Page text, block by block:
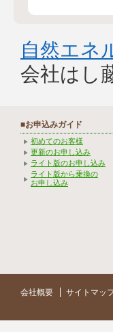
自然エネ
会社はし
■お申込みガイド
初めてのお客様
更新のお申し込み
ライト版のお申し込み
ライト版から乗換の
お申し込み
会社概要 サイトマッ